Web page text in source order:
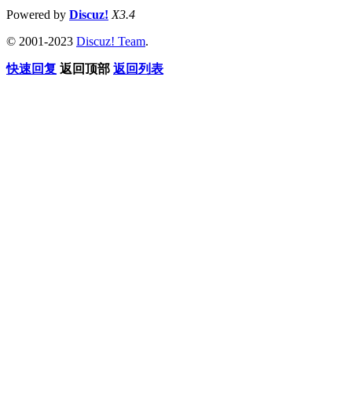
Powered by Discuz! X3.4
© 2001-2023 Discuz! Team.
快速回复 返回顶部 返回列表